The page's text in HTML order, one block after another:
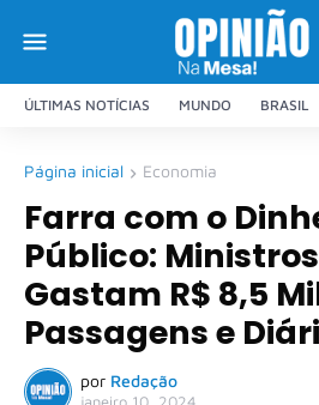
ÚLTIMAS NOTÍCIAS MUNDO BRASIL
Página inicial Economia
Farra com o
Público:
Gastam R$ 8,5
Passagens e
por Redação